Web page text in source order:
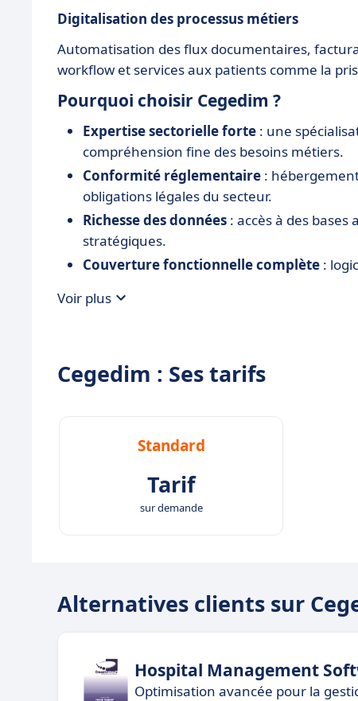
Digitalisation des processus métiers
Automatisation des flux documentaires,
workflow et services aux patients comme la
Pourquoi choisir Cegedim ?
Expertise sectorielle forte : une
compréhension fine des besoins métiers.
Conformité réglementaire :
obligations légales du secteur.
Richesse des données : accès à des
stratégiques.
Couverture fonctionnelle complète :
Modernisation des pratiques
Voir plus
Cegedim : Ses tarifs
Standard
Tarif
sur demande
Alternatives clients sur
Hospital Management
Optimisation avancée pour la